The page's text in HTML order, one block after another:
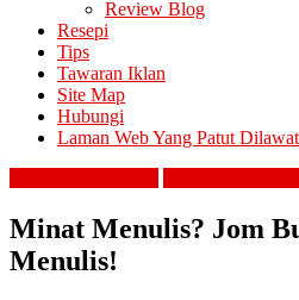
Review Blog
Resepi
Tips
Tawaran Iklan
Site Map
Hubungi
Laman Web Yang Patut
Minat Menulis? Jom
Menulis!